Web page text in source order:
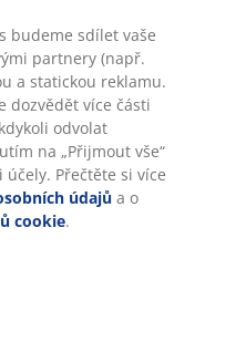
budeme sdílet vaše
partnery (např.
a statickou reklamu.
dozvědět více části
odvolat
na „Přijmout vše“
Přečtěte si více
údajů a o
cookie.